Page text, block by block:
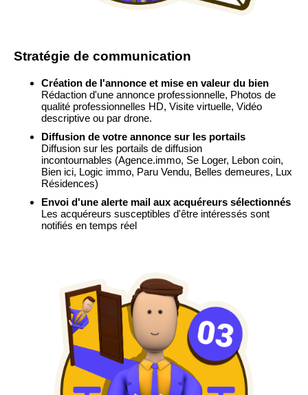
Stratégie de communication
Création de l'annonce et mise en valeur du bien
Rédaction d'une annonce professionnelle, Photos de
qualité professionnelles HD, Visite virtuelle, Vidéo
descriptive ou par drone.
Diffusion de votre annonce sur les portails
Diffusion sur les portails de diffusion
incontournables (Agence.immo, Se Loger, Lebon coin,
Bien ici, Logic immo, Paru Vendu, Belles demeures, Lux
Résidences)
Envoi d'une alerte mail aux acquéreurs sélectionnés
Les acquéreurs susceptibles d'être intéressés sont
notifiés en temps réel